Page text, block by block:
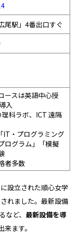
尾駅」4番出口すぐ
ースは英語中心授
入
科ラボ、ICT 遠隔
IT・プログラミング
ログラム」「模擬
者多数
設立された順心女学
れました。最新設備
ど、 最新設備を導
来ます。